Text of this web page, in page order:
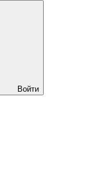
Войти